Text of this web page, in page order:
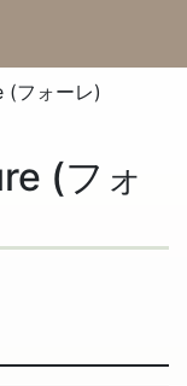
(フォーレ)
(フォ